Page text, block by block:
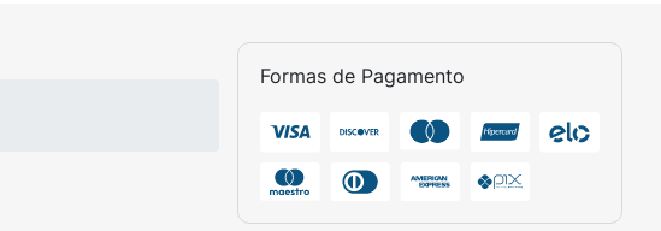
Formas de Pagamento